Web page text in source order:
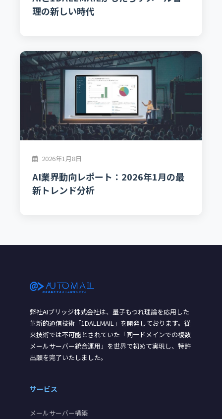
理の新しい時代
2026年1月8日
AI業界動向レポート：2026年1月の最
新トレンド分析
弊社AIブリッジ株式会社は、量子もつれ理論を応用した
革新的通信技術「1DALLMAIL」を開発しております。従
来技術では不可能とされていた「同一ドメインでの複数
メールサーバー統合運用」を世界で初めて実現し、特許
出願を完了いたしました。
サービス
メールサーバー構築